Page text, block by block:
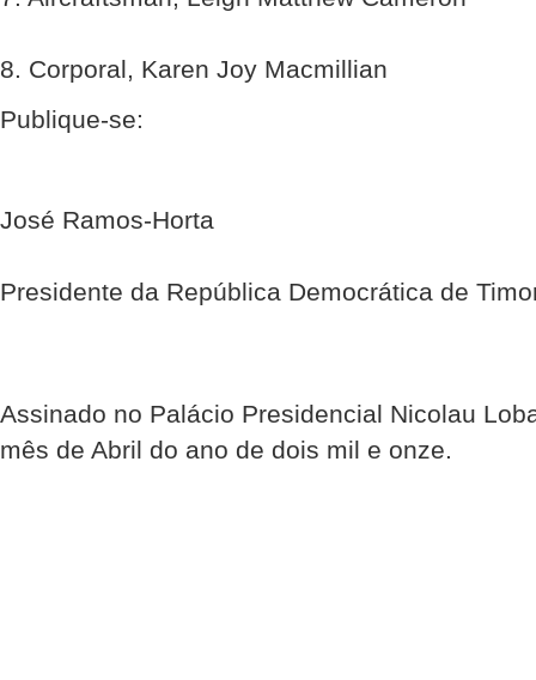
8. Corporal, Karen Joy Macmillian
Publique-se:
José Ramos-Horta
Presidente da República Democrática de
Assinado no Palácio Presidencial Nicolau
mês de Abril do ano de dois mil e onze.